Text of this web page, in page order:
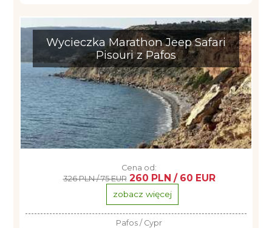
Wycieczka Marathon Jeep Safari
Pisouri z Pafos
Cena od:
326 PLN / 75 EUR 260 PLN / 60 EUR
zobacz więcej
Pafos / Cypr